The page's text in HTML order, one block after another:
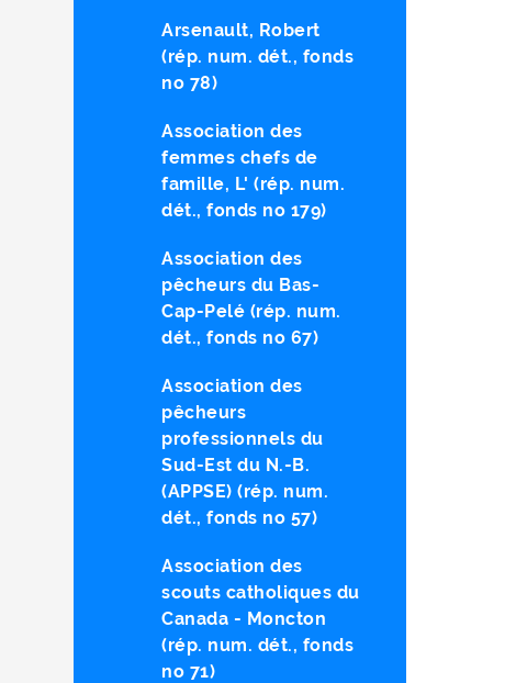
Arsenault, Robert
(rép. num. dét., fonds
no 78)
Association des
femmes chefs de
famille, L' (rép. num.
dét., fonds no 179)
Association des
pêcheurs du Bas-
Cap-Pelé (rép. num.
dét., fonds no 67)
Association des
pêcheurs
professionnels du
Sud-Est du N.-B.
(APPSE) (rép. num.
dét., fonds no 57)
Association des
scouts catholiques du
Canada - Moncton
(rép. num. dét., fonds
no 71)